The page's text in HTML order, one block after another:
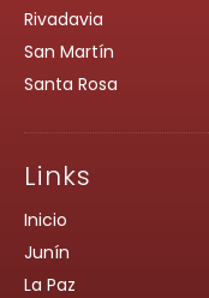
Rivadavia
San Martín
Santa Rosa
Links
Inicio
Junín
La Paz